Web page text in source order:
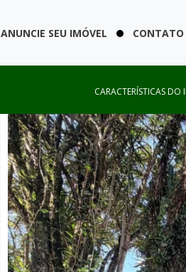
ANUNCIE SEU IMÓVEL CONTATO
CARACTERÍSTICAS DO